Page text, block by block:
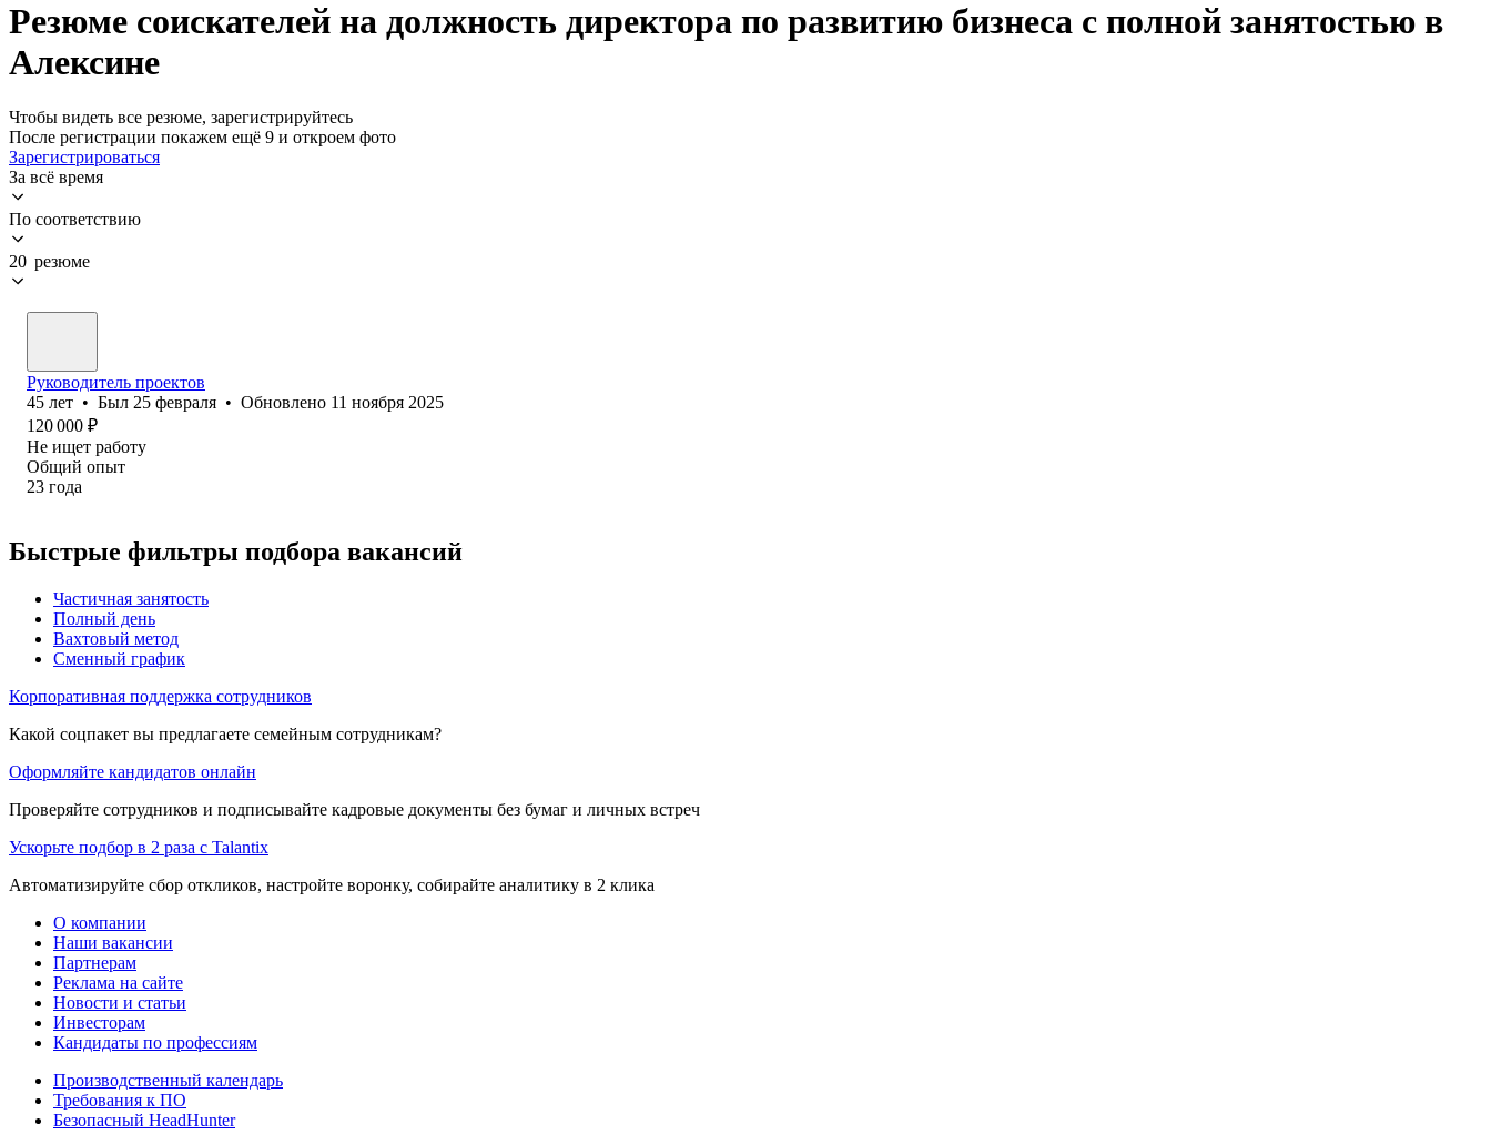
Резюме соискателей на должность директора по развитию бизнеса с полной занятостью в
Алексине
Чтобы видеть все резюме, зарегистрируйтесь
После регистрации покажем ещё 9 и откроем фото
Зарегистрироваться
За всё время
По соответствию
20 резюме
Руководитель проектов
45 лет • Был 25 февраля • Обновлено 11 ноября 2025
120 000 ₽
Не ищет работу
Общий опыт
23 года
Быстрые фильтры подбора вакансий
Частичная занятость
Полный день
Вахтовый метод
Сменный график
Корпоративная поддержка сотрудников
Какой соцпакет вы предлагаете семейным сотрудникам?
Оформляйте кандидатов онлайн
Проверяйте сотрудников и подписывайте кадровые документы без бумаг и личных встреч
Ускорьте подбор в 2 раза с Talantix
Автоматизируйте сбор откликов, настройте воронку, собирайте аналитику в 2 клика
О компании
Наши вакансии
Партнерам
Реклама на сайте
Новости и статьи
Инвесторам
Кандидаты по профессиям
Производственный календарь
Требования к ПО
Безопасный HeadHunter